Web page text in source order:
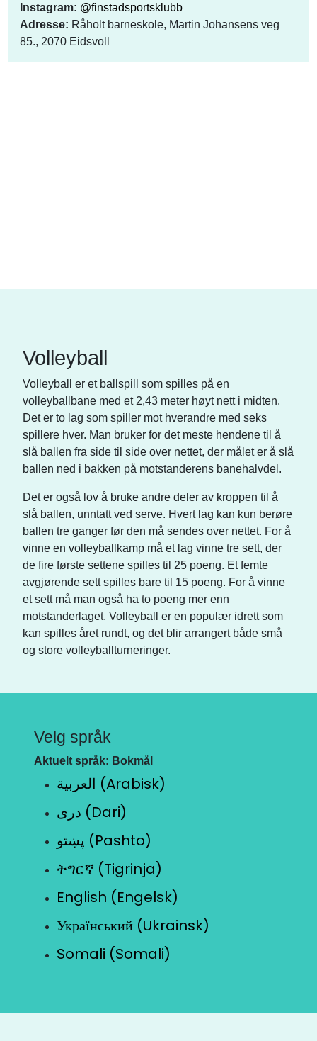
Instagram: @finstadsportsklubb
Adresse: Råholt barneskole, Martin Johansens veg
85., 2070 Eidsvoll
Volleyball
Volleyball er et ballspill som spilles på en
volleyballbane med et 2,43 meter høyt nett i midten.
Det er to lag som spiller mot hverandre med seks
spillere hver. Man bruker for det meste hendene til å
slå ballen fra side til side over nettet, der målet er å slå
ballen ned i bakken på motstanderens banehalvdel.
Det er også lov å bruke andre deler av kroppen til å
slå ballen, unntatt ved serve. Hvert lag kan kun berøre
ballen tre ganger før den må sendes over nettet. For å
vinne en volleyballkamp må et lag vinne tre sett, der
de fire første settene spilles til 25 poeng. Et femte
avgjørende sett spilles bare til 15 poeng. For å vinne
et sett må man også ha to poeng mer enn
motstanderlaget. Volleyball er en populær idrett som
kan spilles året rundt, og det blir arrangert både små
og store volleyballturneringer.
Velg språk
Aktuelt språk: Bokmål
العربية (Arabisk)
دری (Dari)
پښتو (Pashto)
ትግርኛ (Tigrinja)
English (Engelsk)
Український (Ukrainsk)
Somali (Somali)